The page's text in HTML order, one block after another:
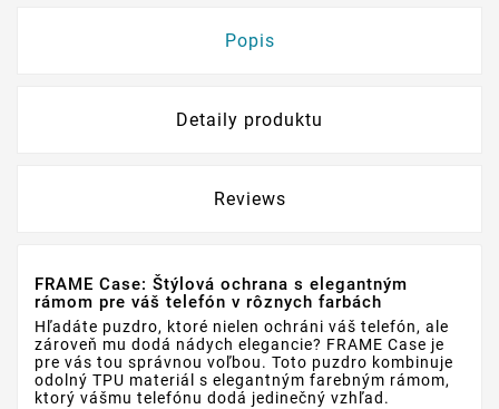
Popis
Detaily produktu
Reviews
FRAME Case: Štýlová ochrana s elegantným
rámom pre váš telefón v rôznych farbách
Hľadáte puzdro, ktoré nielen ochráni váš telefón, ale
zároveň mu dodá nádych elegancie? FRAME Case je
pre vás tou správnou voľbou. Toto puzdro kombinuje
odolný TPU materiál s elegantným farebným rámom,
ktorý vášmu telefónu dodá jedinečný vzhľad.